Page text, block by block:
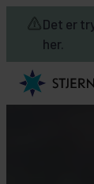
Det er
her.
Skip to main